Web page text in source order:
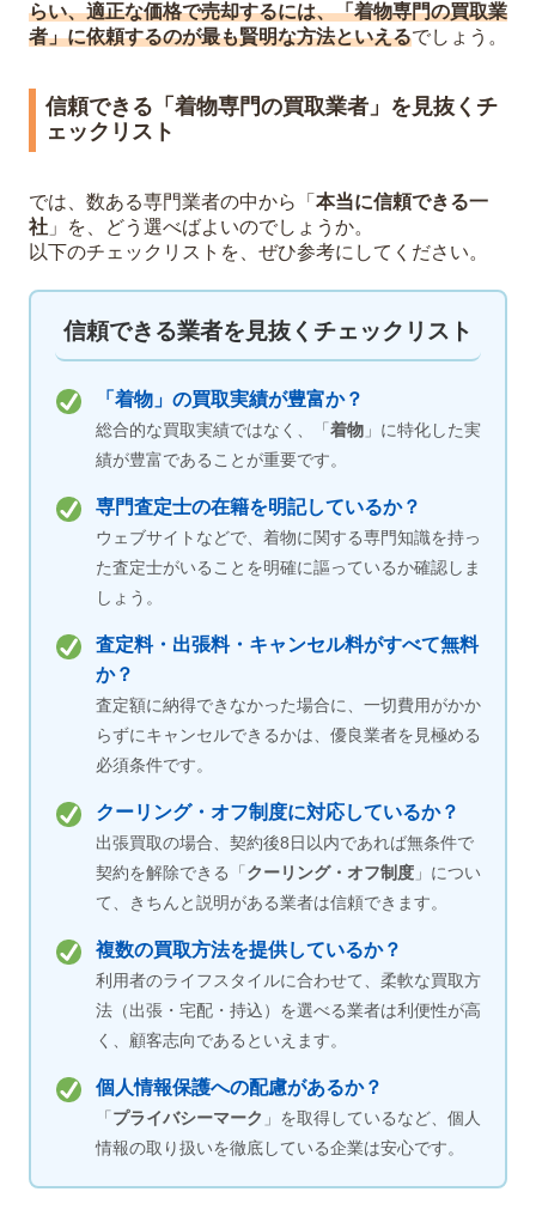
らい、適正な価格で売却するには、「着物専門の買取業
者」に依頼するのが最も賢明な方法といえるでしょう。
信頼できる「着物専門の買取業者」を見抜くチ
ェックリスト
では、数ある専門業者の中から「 本当に信頼できる一
社 」を、どう選べばよいのでしょうか。
以下のチェックリストを、ぜひ参考にしてください。
信頼できる業者を見抜くチェックリスト
「 着物」の買取実績が豊富か？
総合的な買取実績ではなく、「 着物」に特化した実
績が豊富であることが重要です。
専門査定士の在籍を明記しているか？
ウェブサイトなどで、着物に関する専門知識を持っ
た査定士がいることを明確に謳っているか確認しま
しょう。
査定料・出張料・キャンセル料がすべて無料
か？
査定額に納得できなかった場合に、一切費用がかか
らずにキャンセルできるかは、優良業者を見極める
必須条件です。
クーリング・オフ制度に対応しているか？
出張買取の場合、契約後8日以内であれば無条件で
契約を解除できる「 クーリング・オフ制度」につい
て、きちんと説明がある業者は信頼できます。
複数の買取方法を提供しているか？
利用者のライフスタイルに合わせて、柔軟な買取方
法（出張・宅配・持込）を選べる業者は利便性が高
く、顧客志向であるといえます。
個人情報保護への配慮があるか？
「 プライバシーマーク 」を取得しているなど、個人
情報の取り扱いを徹底している企業は安心です。